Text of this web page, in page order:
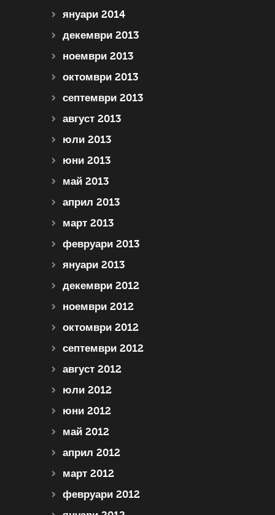
януари 2014
декември 2013
ноември 2013
октомври 2013
септември 2013
август 2013
юли 2013
юни 2013
май 2013
април 2013
март 2013
февруари 2013
януари 2013
декември 2012
ноември 2012
октомври 2012
септември 2012
август 2012
юли 2012
юни 2012
май 2012
април 2012
март 2012
февруари 2012